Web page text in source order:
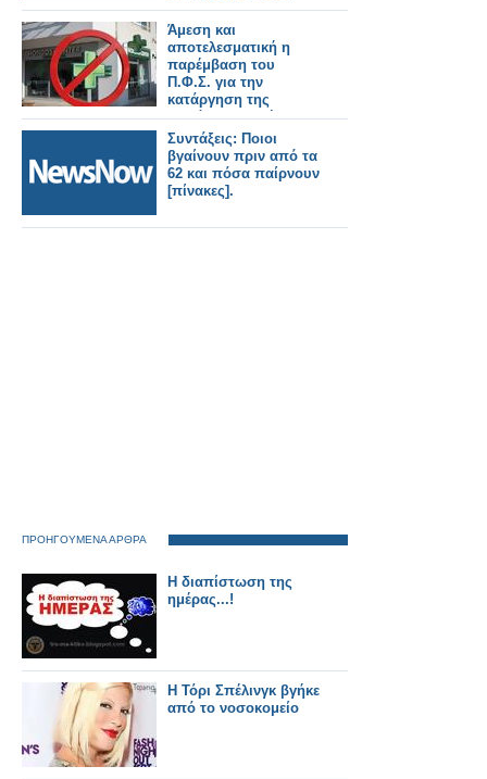
Άμεση και
αποτελεσματική η
παρέμβαση του
Π.Φ.Σ. για την
κατάργηση της
παράνομης χρήσης
του πράσινου
σταυρού από
καταστήματα
HONDOS CENTER
Συντάξεις: Ποιοι
βγαίνουν πριν από τα
62 και πόσα παίρνουν
[πίνακες].
ΠΡΟΗΓΟΥΜΕΝΑ ΑΡΘΡΑ
Η διαπίστωση της
ημέρας...!
Η Τόρι Σπέλινγκ βγήκε
από το νοσοκομείο